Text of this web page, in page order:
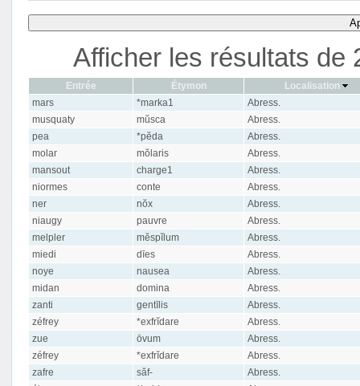
Afficher les résultats de
Entrée Étymon
Localisation
mars
*marka1
Abress.
musquaty
mŭsca
Abress.
pea
*pĕda
Abress.
molar
mŏlaris
Abress.
mansout
charge1
Abress.
niormes
conte
Abress.
ner
nŏx
Abress.
niaugy
pauvre
Abress.
melpler
mĕspĭlum
Abress.
miedi
dīes
Abress.
noye
nausea
Abress.
midan
domina
Abress.
zanti
gentīlis
Abress.
zéfrey
*exfrĭdare
Abress.
zue
ōvum
Abress.
zéfrey
*exfrĭdare
Abress.
zafre
săf-
Abress.